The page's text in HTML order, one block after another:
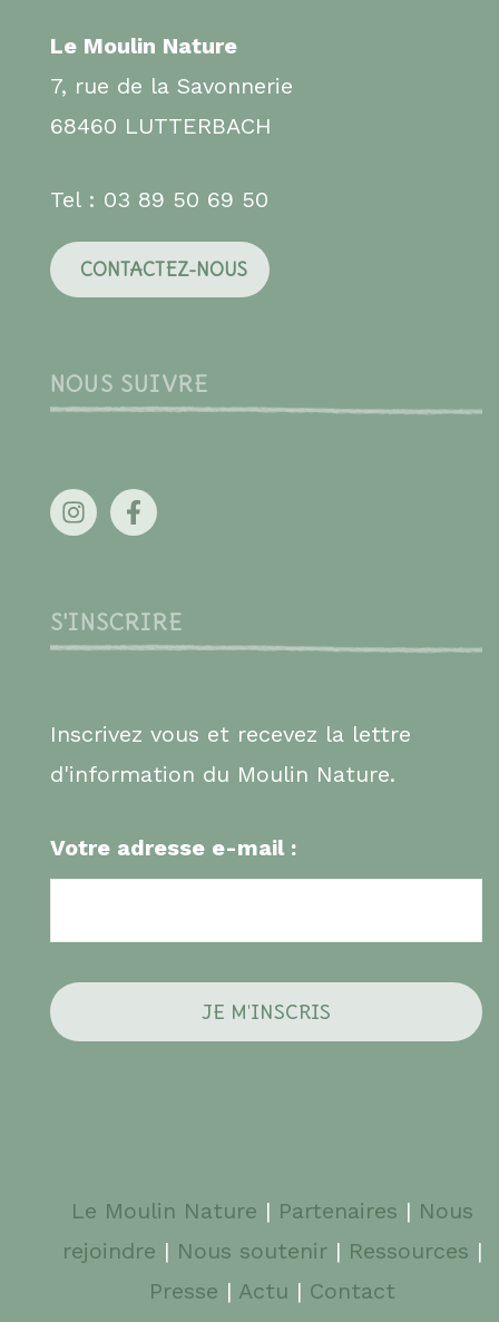
Le Moulin Nature
7, rue de la Savonnerie
68460 LUTTERBACH
Tel : 03 89 50 69 50
CONTACTEZ-NOUS
NOUS SUIVRE
S'INSCRIRE
Inscrivez vous et recevez la lettre
d'information du Moulin Nature.
Votre adresse e-mail :
Le Moulin Nature | Partenaires | Nous
rejoindre | Nous soutenir | Ressources |
Presse | Actu | Contact